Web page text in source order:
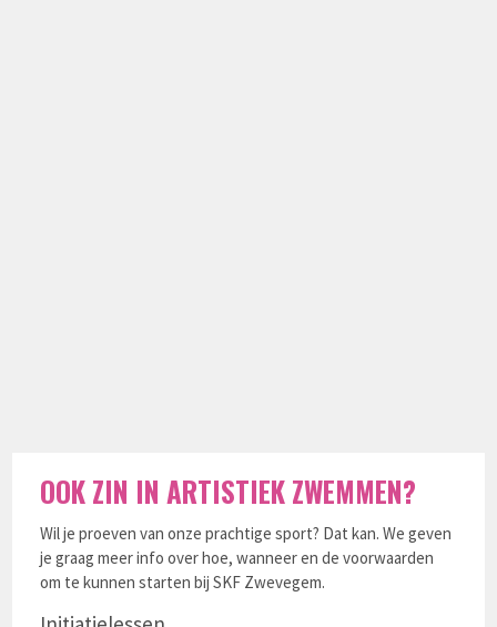
OOK ZIN IN ARTISTIEK ZWEMMEN?
Wil je proeven van onze prachtige sport? Dat kan. We geven
je graag meer info over hoe, wanneer en de voorwaarden
om te kunnen starten bij SKF Zwevegem.